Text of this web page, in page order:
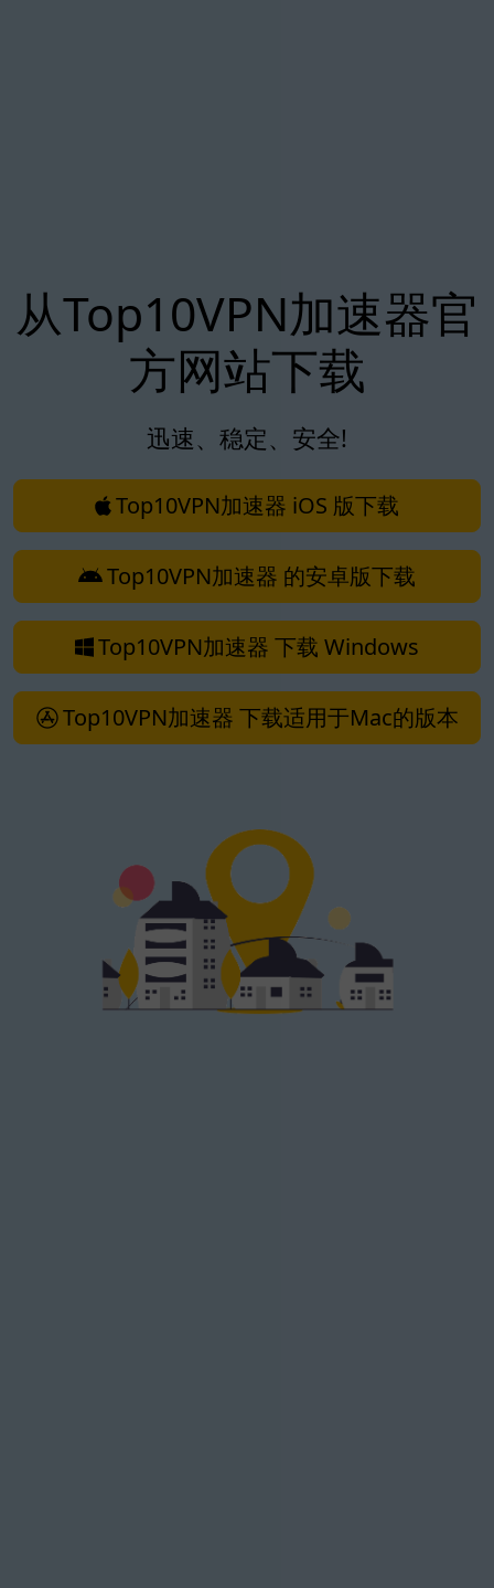
从Top10VPN加速器官
方网站下载
迅速、稳定、安全!
Top10VPN加速器 iOS 版下载
Top10VPN加速器 的安卓版下载
Top10VPN加速器 下载 Windows
Top10VPN加速器 下载适用于Mac的版本